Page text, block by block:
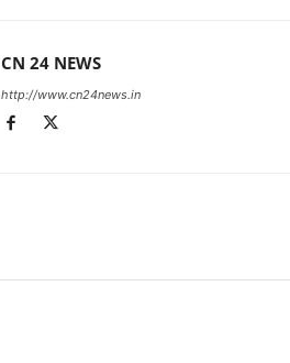
CN 24 NEWS
http://www.cn24news.in